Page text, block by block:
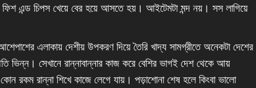
ফিশ এন্ড চিপস খেয়ে বের হয়ে আসতে হয়। আইটেমটা মন্দ নয়। সস লাগিয়ে
এলাকায় দেশীয় উপকরণ দিয়ে তৈরি খাদ্য সামগ্রীতে অনেকটা দেশের
ভিন্ন। সেখানে রান্নাবান্নার কাজ করে বেশির ভাগই দেশ থেকে আয়
রকম রান্না শিখে কাজে লেগে যায়। পড়াশোনা শেষ হলে কিংবা ভালো